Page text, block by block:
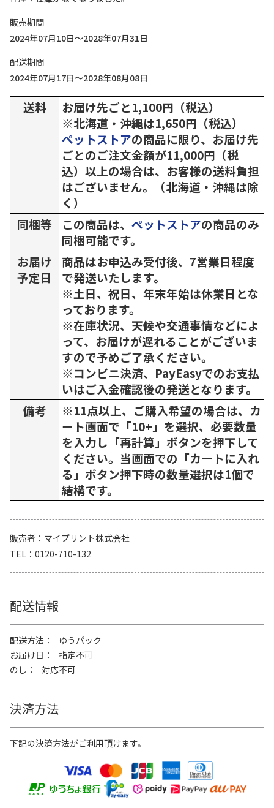
販売期間
2024年07月10日～2028年07月31日
配送期間
2024年07月17日～2028年08月08日
送料
お届け先ごと1,100円（税込）
※北海道・沖縄は1,650円（税込）
ペットストアの商品に限り、お届け先
ごとのご注文金額が11,000円（税
込）以上の場合は、お客様の送料負担
はございません。（北海道・沖縄は除
く）
同梱等
この商品は、 ペットストアの商品のみ
同梱可能です。
お届け
予定日
商品はお申込み受付後、7営業日程度
で発送いたします。
※土日、祝日、年末年始は休業日とな
っております。
※在庫状況、天候や交通事情などによ
って、お届けが遅れることがございま
すので予めご了承ください。
※コンビニ決済、PayEasyでのお支払
いはご入金確認後の発送となります。
備考
※11点以上、ご購入希望の場合は、カ
ート画面で「10+」を選択、必要数量
を入力し「再計算」ボタンを押下して
ください。当画面での「カートに入れ
る」ボタン押下時の数量選択は1個で
結構です。
販売者
マイプリント株式会社
TEL
0120-710-132
配送情報
配送方法
ゆうパック
お届け日
指定不可
のし
対応不可
決済方法
下記の決済方法がご利用頂けます。